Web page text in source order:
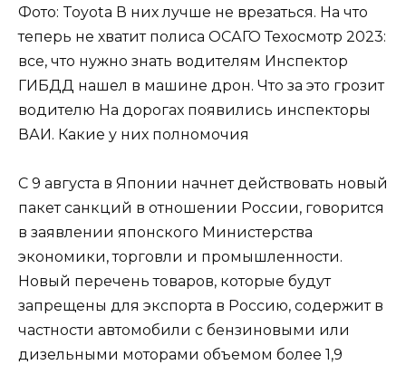
Фото: Toyota В них лучше не врезаться. На что
теперь не хватит полиса ОСАГО Техосмотр 2023:
все, что нужно знать водителям Инспектор
ГИБДД нашел в машине дрон. Что за это грозит
водителю На дорогах появились инспекторы
ВАИ. Какие у них полномочия
С 9 августа в Японии начнет действовать новый
пакет санкций в отношении России, говорится
в заявлении японского Министерства
экономики, торговли и промышленности.
Новый перечень товаров, которые будут
запрещены для экспорта в Россию, содержит в
частности автомобили с бензиновыми или
дизельными моторами объемом более 1,9